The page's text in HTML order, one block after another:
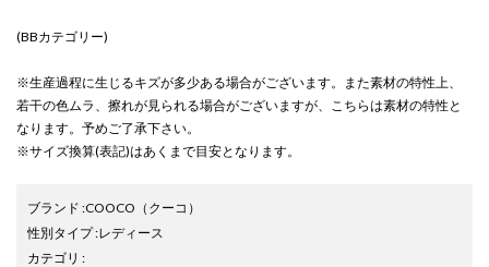
(BBカテゴリー)
※生産過程に生じるキズが多少ある場合がございます。また素材の特性上、
若干の色ムラ、擦れが見られる場合がございますが、こちらは素材の特性と
なります。予めご了承下さい。
※サイズ換算(表記)はあくまで目安となります。
ブランド :COOCO （クーコ）
性別タイプ:レディース
カテゴリ :